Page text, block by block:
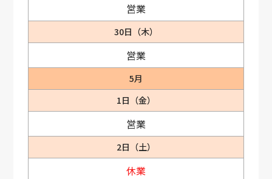
営業
30日（木）
営業
5月
1日（金）
営業
2日（土）
休業